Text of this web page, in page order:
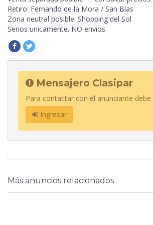
Retiro: Fernando de la Mora / San Blas
Zona neutral posible: Shopping del Sol
Serios unicamente. NO envios.
Mensajero Clasipar
Para contactar con el anunciante
Ingresar
Más anuncios relacionados